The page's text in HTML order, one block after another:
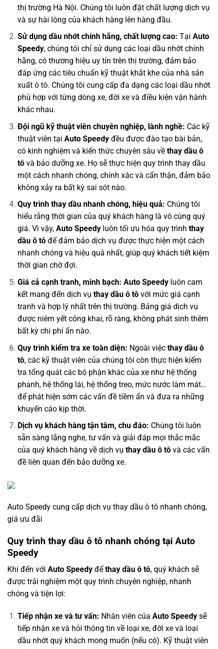
thị trường Hà Nội. Chúng tôi luôn đặt chất lượng dịch vụ
và sự hài lòng của khách hàng lên hàng đầu.
Sử dụng dầu nhớt chính hãng, chất lượng cao: Tại Auto
Speedy, chúng tôi chỉ sử dụng các loại dầu nhớt chính
hãng, có thương hiệu uy tín trên thị trường, đảm bảo
đáp ứng các tiêu chuẩn kỹ thuật khắt khe của nhà sản
xuất ô tô. Chúng tôi cung cấp đa dạng các loại dầu nhớt
phù hợp với từng dòng xe, đời xe và điều kiện vận hành
khác nhau.
Đội ngũ kỹ thuật viên chuyên nghiệp, lành nghề: Các kỹ
thuật viên tại Auto Speedyđều được đào tạo bài bản,
có kinh nghiệm và kiến thức chuyên sâu về thay dầu ô
tôvà bảo dưỡng xe. Họ sẽ thực hiện quy trình thay dầu
một cách nhanh chóng, chính xác và cẩn thận, đảm bảo
không xảy ra bất kỳ sai sót nào.
Quy trình thay dầu nhanh chóng, hiệu quả: Chúng tôi
hiểu rằng thời gian của quý khách hàng là vô cùng quý
giá. Vì vậy, Auto Speedyluôn tối ưu hóa quy trình thay
dầu ô tôđể đảm bảo dịch vụ được thực hiện một cách
nhanh chóng và hiệu quả nhất, giúp quý khách tiết kiệm
thời gian chờ đợi.
Giá cả cạnh tranh, minh bạch: Auto Speedyluôn cam
kết mang đến dịch vụ thay dầu ô tôvới mức giá cạnh
tranh và hợp lý nhất trên thị trường. Bảng giá dịch vụ
được niêm yết công khai, rõ ràng, không phát sinh thêm
bất kỳ chi phí ẩn nào.
Quy trình kiểm tra xe toàn diện: Ngoài việc thay dầu ô
tô, các kỹ thuật viên của chúng tôi còn thực hiện kiểm
tra tổng quát các bộ phận khác của xe như hệ thống
phanh, hệ thống lái, hệ thống treo, mức nước làm mát…
để phát hiện sớm các vấn đề tiềm ẩn và đưa ra những
khuyến cáo kịp thời.
Dịch vụ khách hàng tận tâm, chu đáo: Chúng tôi luôn
sẵn sàng lắng nghe, tư vấn và giải đáp mọi thắc mắc
của quý khách hàng về dịch vụ thay dầu ô tôvà các vấn
đề liên quan đến bảo dưỡng xe.
Auto Speedy cung cấp dịch vụ thay dầu ô tô nhanh chóng,
giá ưu đãi
Quy trình thay dầu ô tô nhanh chóng tại Auto
Speedy
Khi đến với Auto Speedy đểthay dầu ô tô, quý khách sẽ
được trải nghiệm một quy trình chuyên nghiệp, nhanh
chóng và tiện lợi:
Tiếp nhận xe và tư vấn: Nhân viên của Auto Speedysẽ
tiếp nhận xe và hỏi thông tin về loại xe, đời xe và loại
dầu nhớt quý khách mong muốn (nếu có). Kỹ thuật viên